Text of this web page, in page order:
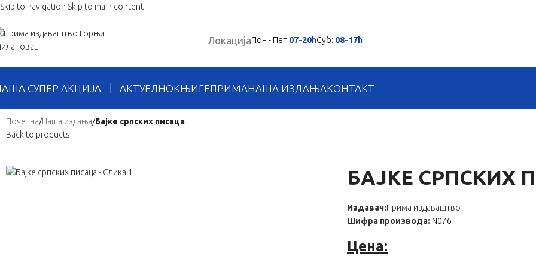
Skip to navigation Skip to main content
ЛокацијаПон - Пет 07-20hСуб: 08-17h
СУПЕР АКЦИЈА АКТУЕЛНОКЊИГЕПРИМАНАША ИЗДАЊАКОНТАКТ
Почетна/Наша издања/Бајке српских писаца
Back to products
БАЈКЕ СРПСКИХ
Издавач:Прима издаваштво
Шифра производа: N076
Цена: